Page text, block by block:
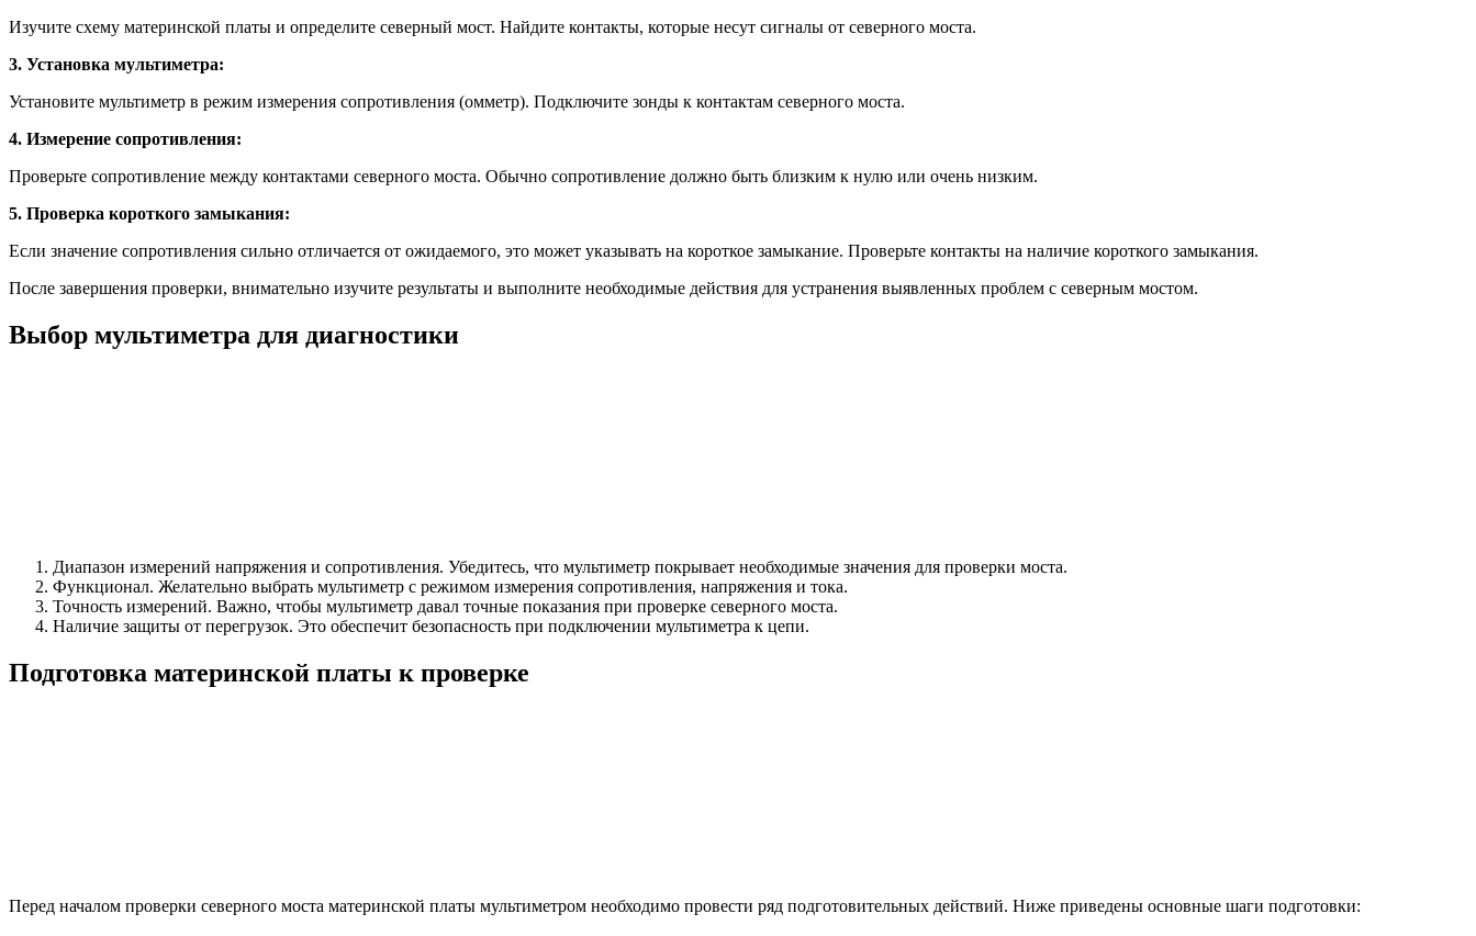
Изучите схему материнской платы и определите северный мост. Найдите контакты, которые несут сигналы от северного моста.
3. Установка мультиметра:
Установите мультиметр в режим измерения сопротивления (омметр). Подключите зонды к контактам северного моста.
4. Измерение сопротивления:
Проверьте сопротивление между контактами северного моста. Обычно сопротивление должно быть близким к нулю или очень низким.
5. Проверка короткого замыкания:
Если значение сопротивления сильно отличается от ожидаемого, это может указывать на короткое замыкание. Проверьте контакты на наличие короткого замыкания.
После завершения проверки, внимательно изучите результаты и выполните необходимые действия для устранения выявленных проблем с северным мостом.
Выбор мультиметра для диагностики
Диапазон измерений напряжения и сопротивления. Убедитесь, что мультиметр покрывает необходимые значения для проверки моста.
Функционал. Желательно выбрать мультиметр с режимом измерения сопротивления, напряжения и тока.
Точность измерений. Важно, чтобы мультиметр давал точные показания при проверке северного моста.
Наличие защиты от перегрузок. Это обеспечит безопасность при подключении мультиметра к цепи.
Подготовка материнской платы к проверке
Перед началом проверки северного моста материнской платы мультиметром необходимо провести ряд подготовительных действий. Ниже приведены основные шаги подготовки: